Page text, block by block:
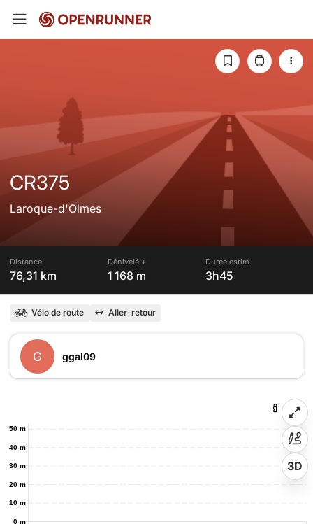
CR375
Laroque-d'Olmes
Distance
76,31 km
Dénivelé +
1 168 m
Durée estim.
3h45
Vélo de route Aller-retour
G ggal09
0 m
10 m
20 m
30 m
40 m
50 m
3D